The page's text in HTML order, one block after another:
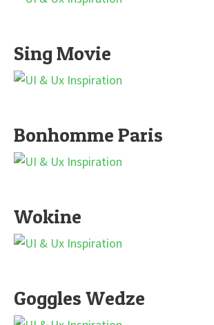
Sing Movie
Bonhomme Paris
Wokine
Goggles Wedze